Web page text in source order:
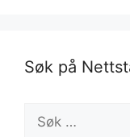
Søk på
etter: